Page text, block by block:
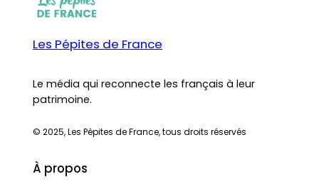
Les Pépites de France
Le média qui reconnecte les français à leur
patrimoine.
© 2025, Les Pépites de France, tous droits réservés
À propos